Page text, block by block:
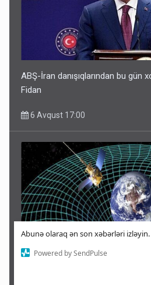
Abunə olaraq ən son xəbərləri izləyin.
Powered by SendPulse
ABŞ-İran danışıqlarından bu gün
Fidan
6 Avqust 17:00
Milyonlarla insanı